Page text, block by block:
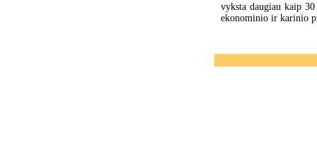
vyksta daugiau kaip
ekonominio ir karinio